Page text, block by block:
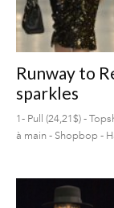
Runway to
sparkles
1- Pull (24,21$) -
à main - Shopbop -